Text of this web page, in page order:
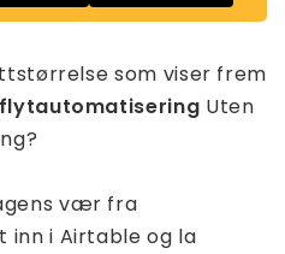
som viser frem
Uten
vær fra
inn i Airtable og la